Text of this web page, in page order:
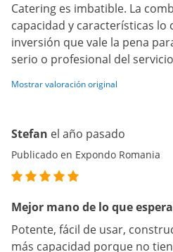
Catering es imbatible. La
capacidad y características lo
inversión que vale la pena
serio o profesional del
Mostrar valoración original
Stefan el año pasado
Publicado en Expondo Romania
Mejor mano de lo que
Potente, fácil de usar,
más capacidad porque no